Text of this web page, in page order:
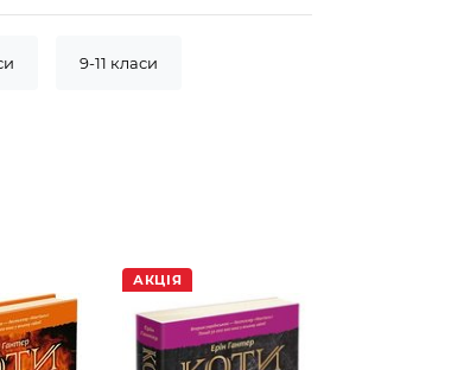
9-11 класи
АКЦІЯ